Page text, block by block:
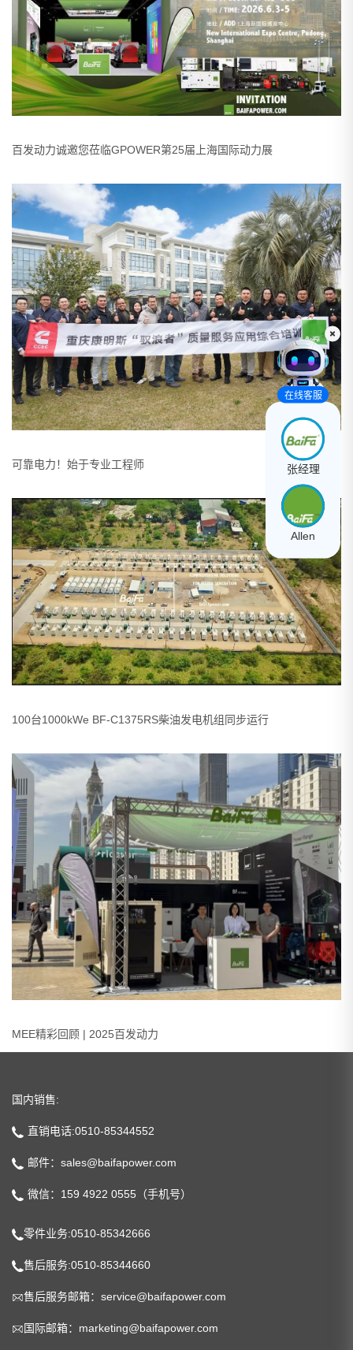
百发动力诚邀您莅临GPOWER第25届上海国际动力展
可靠电力！始于专业工程师
100台1000kWe BF-C1375RS柴油发电机组同步运行
MEE精彩回顾 | 2025百发动力
国内销售:
直销电话:0510-85344552
邮件：sales@baifapower.com
微信：159 4922 0555（手机号）
零件业务:0510-85342666
售后服务:0510-85344660
售后服务邮箱：service@baifapower.com
国际邮箱：marketing@baifapower.com
在线客服
张经理
Allen